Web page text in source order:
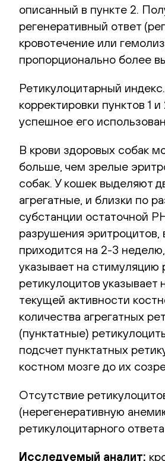
описанный в пункте 2.
регенеративный ответ
кровотечение или
пропорционально более
Ретикулоцитарный
корректировки пунктов 1
успешное его
В крови здоровых собак
больше, чем зрелые
собак. У кошек выделяют
агрегатные, и близки по
субстанции остаточной
разрушения эритроцитов,
приходится на 2-3
указывает на стимуляцию
ретикулоцитов
текущей активности
количества агрегатных
(пунктатные)
подсчет пунктатных
костном мозге до их
Отсутствие
(нерегенеративную
ретикулоцитарного
Исследуемый аналит: